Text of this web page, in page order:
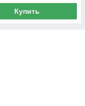
Купить